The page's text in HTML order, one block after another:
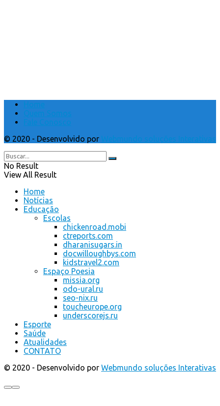
Home
Quem Somos
Fale Conosco
© 2020 - Desenvolvido por Webmundo soluções Interativas
No Result
View All Result
Home
Notícias
Educação
Escolas
chickenroad.mobi
ctreports.com
dharanisugars.in
docwilloughbys.com
kidstravel2.com
Espaço Poesia
missia.org
odo-ural.ru
seo-nix.ru
toucheurope.org
underscorejs.ru
Esporte
Saúde
Atualidades
CONTATO
© 2020 - Desenvolvido por Webmundo soluções Interativas